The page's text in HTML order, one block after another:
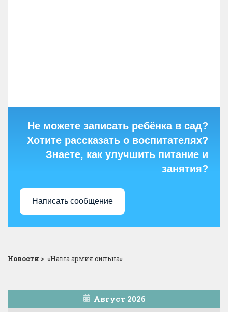
Не можете записать ребёнка в сад?
Хотите рассказать о воспитателях?
Знаете, как улучшить питание и
занятия?
Написать сообщение
Новости > «Наша армия сильна»
Август 2026